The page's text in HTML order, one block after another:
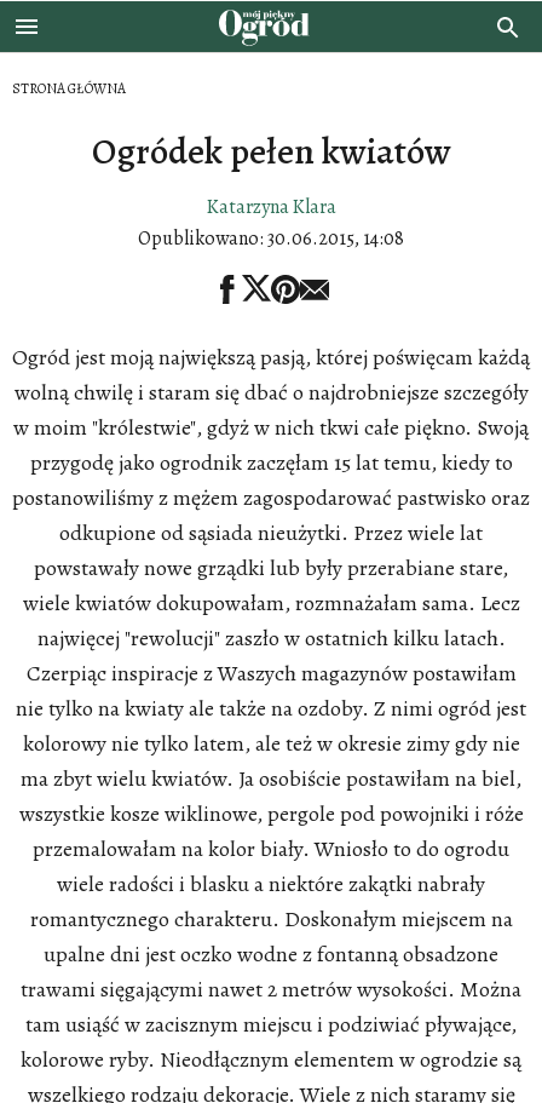
STRONA GŁÓWNA
Ogródek pełen kwiatów
Katarzyna Klara
Opublikowano:30.06.2015, 14:08
Ogród jest moją największą pasją, której poświęcam każdą
wolną chwilę i staram się dbać o najdrobniejsze szczegóły
w moim "królestwie", gdyż w nich tkwi całe piękno. Swoją
przygodę jako ogrodnik zaczęłam 15 lat temu, kiedy to
postanowiliśmy z mężem zagospodarować pastwisko oraz
odkupione od sąsiada nieużytki. Przez wiele lat
powstawały nowe grządki lub były przerabiane stare,
wiele kwiatów dokupowałam, rozmnażałam sama. Lecz
najwięcej "rewolucji" zaszło w ostatnich kilku latach.
Czerpiąc inspiracje z Waszych magazynów postawiłam
nie tylko na kwiaty ale także na ozdoby. Z nimi ogród jest
kolorowy nie tylko latem, ale też w okresie zimy gdy nie
ma zbyt wielu kwiatów. Ja osobiście postawiłam na biel,
wszystkie kosze wiklinowe, pergole pod powojniki i róże
przemalowałam na kolor biały. Wniosło to do ogrodu
wiele radości i blasku a niektóre zakątki nabrały
romantycznego charakteru. Doskonałym miejscem na
upalne dni jest oczko wodne z fontanną obsadzone
trawami sięgającymi nawet 2 metrów wysokości. Można
tam usiąść w zacisznym miejscu i podziwiać pływające,
kolorowe ryby. Nieodłącznym elementem w ogrodzie są
wszelkiego rodzaju dekoracje. Wiele z nich staramy się